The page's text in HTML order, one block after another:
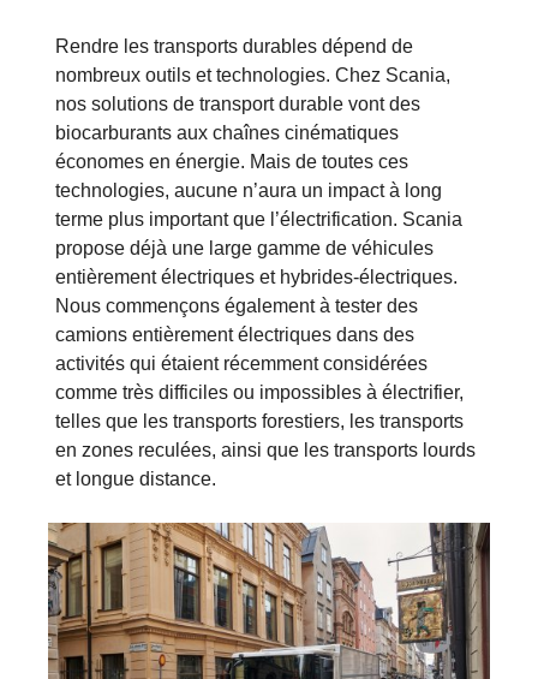
Rendre les transports durables dépend de
nombreux outils et technologies. Chez Scania,
nos solutions de transport durable vont des
biocarburants aux chaînes cinématiques
économes en énergie. Mais de toutes ces
technologies, aucune n’aura un impact à long
terme plus important que l’électrification. Scania
propose déjà une large gamme de véhicules
entièrement électriques et hybrides-électriques.
Nous commençons également à tester des
camions entièrement électriques dans des
activités qui étaient récemment considérées
comme très difficiles ou impossibles à électrifier,
telles que les transports forestiers, les transports
en zones reculées, ainsi que les transports lourds
et longue distance.